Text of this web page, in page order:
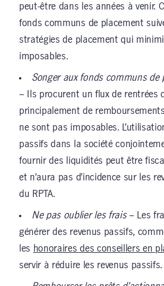
peut-être dans les années à venir.
fonds communs de placement
stratégies de placement qui
imposables.
Songer aux fonds communs de
– Ils procurent un flux de rentrées
principalement de
ne sont pas imposables.
passifs dans la société
fournir des liquidités peut être
et n’aura pas d’incidence sur les
du RPTA.
Ne pas oublier les frais– Les
générer des revenus passifs,
les honoraires des conseillers en
servir à réduire les revenus passifs.